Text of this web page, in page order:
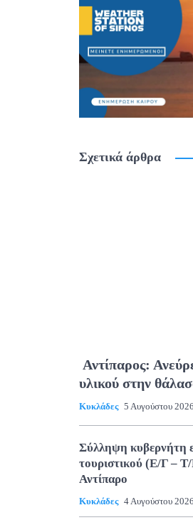
Σχετικά άρθρα
Αντίπαρος:
υλικού στην
Κυκλάδες 5 Αυγούστου 2026
Σύλληψη κυβερνήτη
τουριστικού (Ε/Γ –
Αντίπαρο
Κυκλάδες 4 Αυγούστου 2026